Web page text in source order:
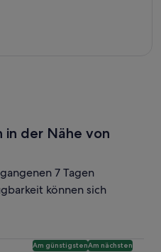
der Nähe von
7 Tagen
können sich
Am günstigstenAm nächsten